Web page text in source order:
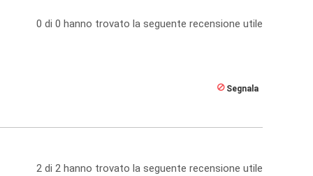
0 di 0 hanno trovato la seguente recensione utile
Segnala
2 di 2 hanno trovato la seguente recensione utile